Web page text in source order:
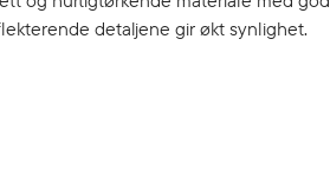
detaljene gir økt synlighet.